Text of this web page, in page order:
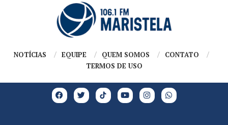
NOTÍCIAS EQUIPE QUEM SOMOS
CONTATO
TERMOS DE USO